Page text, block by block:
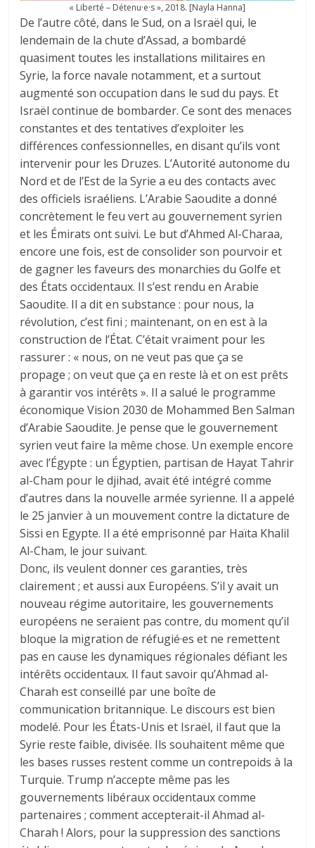
« Liberté – Détenu·e·s », 2018. [Nayla Hanna]
De l’autre côté, dans le Sud, on a Israël qui, le
lendemain de la chute d’Assad, a bombardé
quasiment toutes les installations militaires en
Syrie, la force navale notamment, et a surtout
augmenté son occupation dans le sud du pays. Et
Israël continue de bombarder. Ce sont des menaces
constantes et des tentatives d’exploiter les
différences confessionnelles, en disant qu’ils vont
intervenir pour les Druzes. L’Autorité autonome du
Nord et de l’Est de la Syrie a eu des contacts avec
des officiels israéliens. L’Arabie Saoudite a donné
concrètement le feu vert au gouvernement syrien
et les Émirats ont suivi. Le but d’Ahmed Al-Charaa,
encore une fois, est de consolider son pourvoir et
de gagner les faveurs des monarchies du Golfe et
des États occidentaux. Il s’est rendu en Arabie
Saoudite. Il a dit en substance : pour nous, la
révolution, c’est fini ; maintenant, on en est à la
construction de l’État. C’était vraiment pour les
rassurer : « nous, on ne veut pas que ça se
propage ; on veut que ça en reste là et on est prêts
à garantir vos intérêts ». Il a salué le programme
économique Vision 2030 de Mohammed Ben Salman
d’Arabie Saoudite. Je pense que le gouvernement
syrien veut faire la même chose. Un exemple encore
avec l’Égypte : un Égyptien, partisan de Hayat Tahrir
al-Cham pour le djihad, avait été intégré comme
d’autres dans la nouvelle armée syrienne. Il a appelé
le 25 janvier à un mouvement contre la dictature de
Sissi en Egypte. Il a été emprisonné par Haïta Khalil
Al-Cham, le jour suivant.
Donc, ils veulent donner ces garanties, très
clairement ; et aussi aux Européens. S’il y avait un
nouveau régime autoritaire, les gouvernements
européens ne seraient pas contre, du moment qu’il
bloque la migration de réfugié·es et ne remettent
pas en cause les dynamiques régionales défiant les
intérêts occidentaux. Il faut savoir qu’Ahmad al-
Charah est conseillé par une boîte de
communication britannique. Le discours est bien
modelé. Pour les États-Unis et Israël, il faut que la
Syrie reste faible, divisée. Ils souhaitent même que
les bases russes restent comme un contrepoids à la
Turquie. Trump n’accepte même pas les
gouvernements libéraux occidentaux comme
partenaires ; comment accepterait-il Ahmad al-
Charah ! Alors, pour la suppression des sanctions